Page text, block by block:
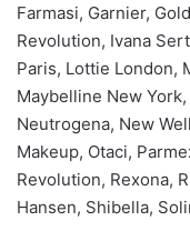
Farmasi, Garnier,
Revolution, Ivana
Paris, Lottie London,
Maybelline New
Neutrogena, New
Makeup, Otaci,
Revolution, Rexona,
Hansen, Shibella,